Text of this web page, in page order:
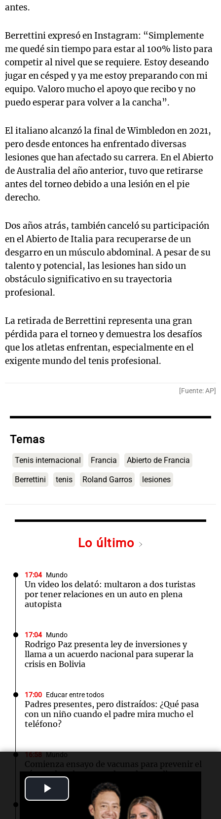
Video
antes.
Berrettini expresó en Instagram: “Simplemente
me quedé sin tiempo para estar al 100% listo para
competir al nivel que se requiere. Estoy deseando
jugar en césped y ya me estoy preparando con mi
equipo. Valoro mucho el apoyo que recibo y no
puedo esperar para volver a la cancha”.
El italiano alcanzó la final de Wimbledon en 2021,
pero desde entonces ha enfrentado diversas
lesiones que han afectado su carrera. En el Abierto
de Australia del año anterior, tuvo que retirarse
antes del torneo debido a una lesión en el pie
derecho.
Dos años atrás, también canceló su participación
en el Abierto de Italia para recuperarse de un
desgarro en un músculo abdominal. A pesar de su
talento y potencial, las lesiones han sido un
obstáculo significativo en su trayectoria
profesional.
La retirada de Berrettini representa una gran
pérdida para el torneo y demuestra los desafíos
que los atletas enfrentan, especialmente en el
exigente mundo del tenis profesional.
[Fuente: AP]
Temas
Tenis internacional Francia Abierto de Francia
Berrettini tenis Roland Garros lesiones
Lo último
17:04 Mundo
Un video los delató: multaron a dos turistas
por tener relaciones en un auto en plena
autopista
17:04 Mundo
Rodrigo Paz presenta ley de inversiones y
llama a un acuerdo nacional para superar la
crisis en Bolivia
17:00 Educar entre todos
Padres presentes, pero distraídos: ¿Qué pasa
con un niño cuando el padre mira mucho el
teléfono?
16:58 Mundo
Comienza ensayo de vacunas para prevenir el
cáncer de colon antes de su desarrollo
El sistema Lince permitió detener a